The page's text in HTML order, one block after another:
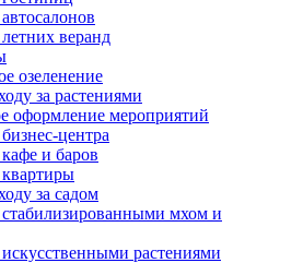
веранд
озеленение
за растениями
оформление мероприятий
центра
и баров
за садом
мхом и
растениями